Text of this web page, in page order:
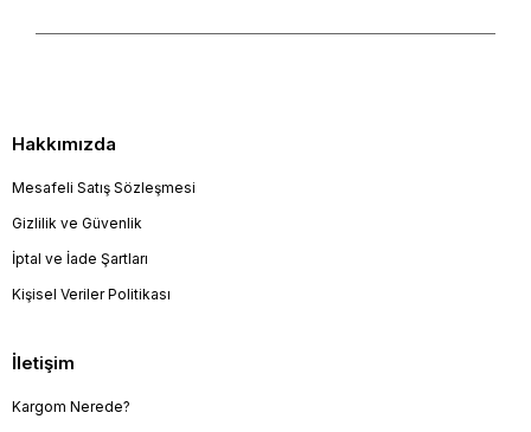
Hakkımızda
Mesafeli Satış Sözleşmesi
Gizlilik ve Güvenlik
İptal ve İade Şartları
Kişisel Veriler Politikası
İletişim
Kargom Nerede?